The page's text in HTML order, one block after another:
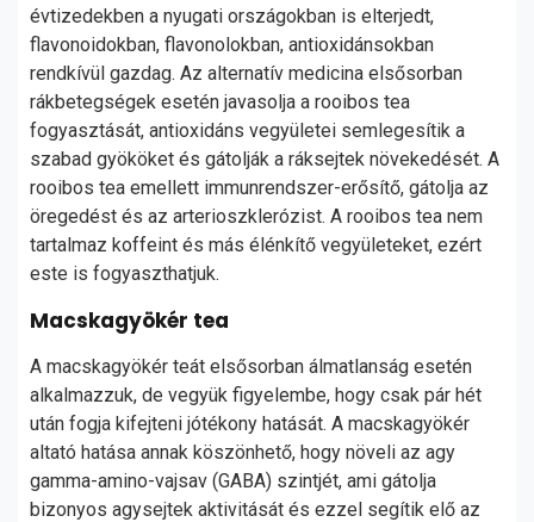
évtizedekben a nyugati országokban is elterjedt,
flavonoidokban, flavonolokban, antioxidánsokban
rendkívül gazdag. Az alternatív medicina elsősorban
rákbetegségek esetén javasolja a rooibos tea
fogyasztását, antioxidáns vegyületei semlegesítik a
szabad gyököket és gátolják a ráksejtek növekedését. A
rooibos tea emellett immunrendszer-erősítő, gátolja az
öregedést és az arterioszklerózist. A rooibos tea nem
tartalmaz koffeint és más élénkítő vegyületeket, ezért
este is fogyaszthatjuk.
Macskagyökér tea
A macskagyökér teát elsősorban álmatlanság esetén
alkalmazzuk, de vegyük figyelembe, hogy csak pár hét
után fogja kifejteni jótékony hatását. A macskagyökér
altató hatása annak köszönhető, hogy növeli az agy
gamma-amino-vajsav (GABA) szintjét, ami gátolja
bizonyos agysejtek aktivitását és ezzel segítik elő az